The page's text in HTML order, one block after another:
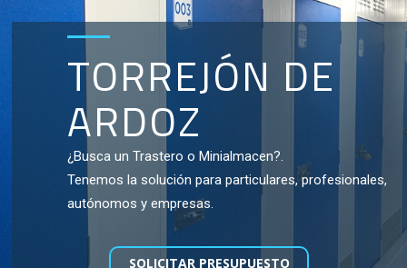
TORREJÓN DE
ARDOZ
¿Busca un Trastero o Minialmacen?.
Tenemos la solución para particulares, profesionales,
autónomos y empresas.
SOLICITAR PRESUPUESTO